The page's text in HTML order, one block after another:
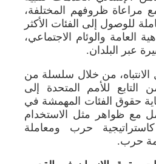
مراعاة ظروفهم المختلفة،
للوصول إلى الفئات الأكثر
العامة والوئام الاجتماعي،
عبر البلدان.
من خلال سلسلة من
للأمم المتحدة إلى
حقوق الفئات المهمشة في
مع ظواهر مثل الاستخدام
حرب ومعاملة
حرب.